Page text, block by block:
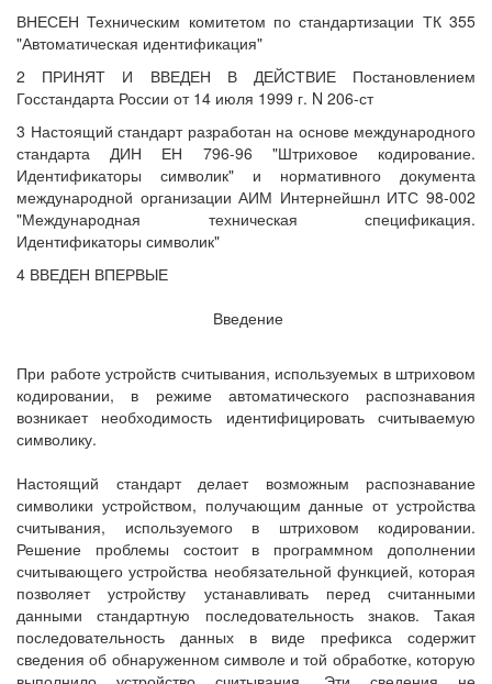
ВНЕСЕН Техническим комитетом по стандартизации ТК 355
"Автоматическая идентификация"
2 ПРИНЯТ И ВВЕДЕН В ДЕЙСТВИЕ Постановлением
Госстандарта России от 14 июля 1999 г. N 206-ст
3 Настоящий стандарт разработан на основе международного
стандарта ДИН ЕН 796-96 "Штриховое кодирование.
Идентификаторы символик" и нормативного документа
международной организации АИМ Интернейшнл ИТС 98-002
"Международная техническая спецификация.
Идентификаторы символик"
4 ВВЕДЕН ВПЕРВЫЕ
Введение
При работе устройств считывания, используемых в штриховом
кодировании, в режиме автоматического распознавания
возникает необходимость идентифицировать считываемую
символику.
Настоящий стандарт делает возможным распознавание
символики устройством, получающим данные от устройства
считывания, используемого в штриховом кодировании.
Решение проблемы состоит в программном дополнении
считывающего устройства необязательной функцией, которая
позволяет устройству устанавливать перед считанными
данными стандартную последовательность знаков. Такая
последовательность данных в виде префикса содержит
сведения об обнаруженном символе и той обработке, которую